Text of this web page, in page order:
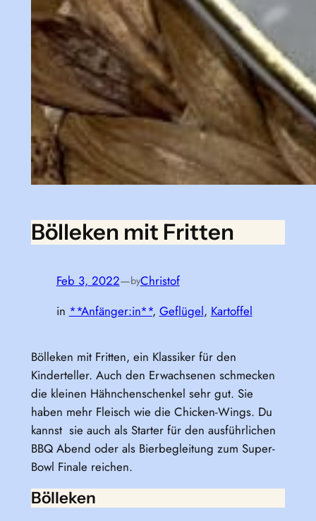
Bölleken mit Fritten
Feb 3, 2022—byChristof
in **Anfänger:in**, Geflügel, Kartoffel
Bölleken mit Fritten, ein Klassiker für den
Kinderteller. Auch den Erwachsenen schmecken
die kleinen Hähnchenschenkel sehr gut. Sie
haben mehr Fleisch wie die Chicken-Wings. Du
kannst sie auch als Starter für den ausführlichen
BBQ Abend oder als Bierbegleitung zum Super-
Bowl Finale reichen.
Bölleken